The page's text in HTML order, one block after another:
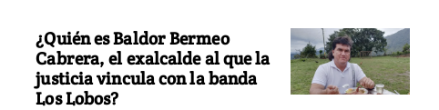
¿Quién es Baldor Bermeo
Cabrera, el exalcalde al que la
justicia vincula con la banda
Los Lobos?